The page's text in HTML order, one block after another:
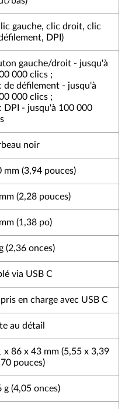
gauche, clic droit, clic
DPI)
gauche/droit - jusqu'à
000 clics ;
de défilement - jusqu'à
000 clics ;
DPI - jusqu'à 100 000
noir
mm (3,94 pouces)
(2,28 pouces)
(1,38 po)
(2,36 onces)
via USB C
pris en charge avec USB C
au détail
x 86 x 43 mm (5,55 x 3,39
pouces)
g (4,05 onces)